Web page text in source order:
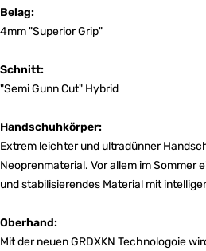
Belag:
4mm "Superior Grip"
Schnitt:
"Semi Gunn Cut" Hybrid
Handschuhkörper:
Extrem leichter und ultradünner
Neoprenmaterial. Vor allem im Sommer
und stabilisierendes Material mit
Oberhand:
Mit der neuen GRDXKN Technologoie